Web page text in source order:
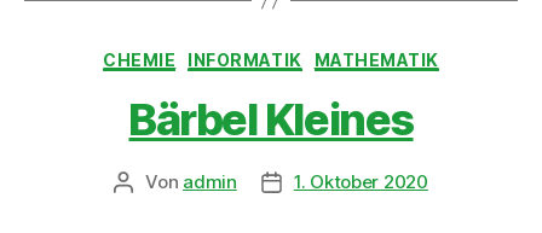
CHEMIE INFORMATIK MATHEMATIK
Bärbel Kleines
Von admin 1. Oktober 2020